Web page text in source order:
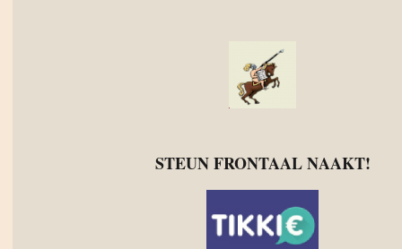
STEUN FRONTAAL NAAKT!